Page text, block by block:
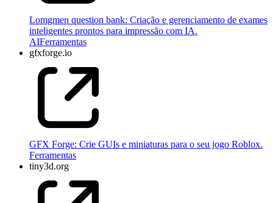
Lomgmen question bank: Criação e gerenciamento de exames
inteligentes prontos para impressão com IA.
AIFerramentas
gfxforge.io
GFX Forge: Crie GUIs e miniaturas para o seu jogo Roblox.
Ferramentas
tiny3d.org